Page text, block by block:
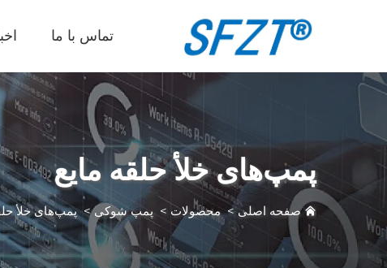
تماس با ما
پمپ‌های خلأ حلقه مایع
صفحه اصلی>محصولات >پمپ شوکی>پمپ‌های خلأ